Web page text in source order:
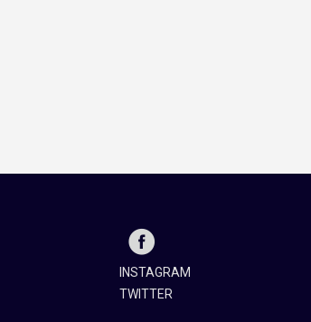
INSTAGRAM
TWITTER